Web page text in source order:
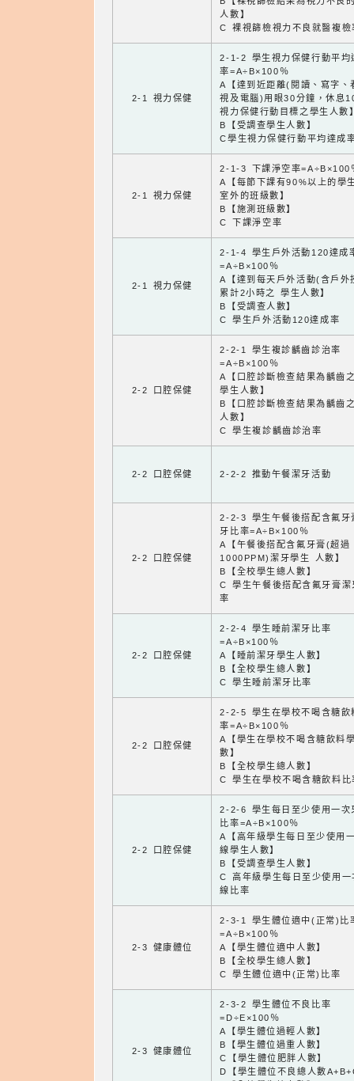
人數】
C 裸視篩檢視力不良就醫複檢
2-1 視力保健
2-1-2 學生視力保健行動平均
率=A÷B×100％
A【達到近距離(閱讀、寫字、
視及電腦)用眼30分鐘，休息
視力保健行動目標之學生人數
B【受調查學生人數】
C學生視力保健行動平均達成
2-1 視力保健
2-1-3 下課淨空率=A÷B×100
A【每節下課有90%以上的學
室外的班級數】
B【施測班級數】
C 下課淨空率
2-1 視力保健
2-1-4 學生戶外活動120達成
=A÷B×100％
A【達到每天戶外活動(含戶外
累計2小時之 學生人數】
B【受調查人數】
C 學生戶外活動120達成率
2-2 口腔保健
2-2-1 學生複診齲齒診治率
=A÷B×100％
A【口腔診斷檢查結果為齲齒
學生人數】
B【口腔診斷檢查結果為齲齒
人數】
C 學生複診齲齒診治率
2-2 口腔保健 2-2-2 推動午餐潔牙活動
2-2 口腔保健
2-2-3 學生午餐後搭配含氟牙
牙比率=A÷B×100％
A【午餐後搭配含氟牙膏(超過
1000PPM)潔牙學生 人數】
B【全校學生總人數】
C 學生午餐後搭配含氟牙膏潔
率
2-2 口腔保健
2-2-4 學生睡前潔牙比率
=A÷B×100％
A【睡前潔牙學生人數】
B【全校學生總人數】
C 學生睡前潔牙比率
2-2 口腔保健
2-2-5 學生在學校不喝含糖飲
率=A÷B×100％
A【學生在學校不喝含糖飲料
數】
B【全校學生總人數】
C 學生在學校不喝含糖飲料比
2-2 口腔保健
2-2-6 學生每日至少使用一次
比率=A÷B×100％
A【高年級學生每日至少使用
線學生人數】
B【受調查學生人數】
C 高年級學生每日至少使用一
線比率
2-3 健康體位
2-3-1 學生體位適中(正常)比
=A÷B×100％
A【學生體位適中人數】
B【全校學生總人數】
C 學生體位適中(正常)比率
2-3 健康體位
2-3-2 學生體位不良比率
=D÷E×100％
A【學生體位過輕人數】
B【學生體位過重人數】
C【學生體位肥胖人數】
D【學生體位不良總人數